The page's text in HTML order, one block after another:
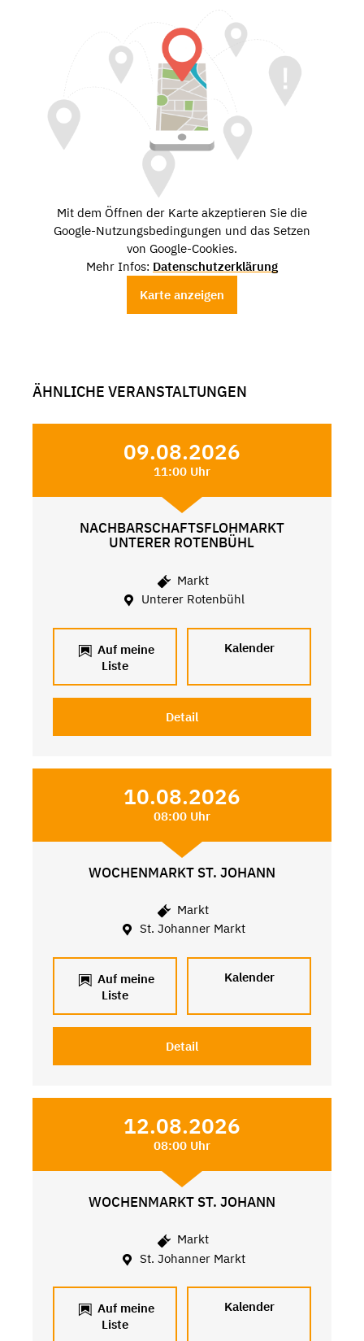
Mit dem Öffnen der Karte akzeptieren Sie die
Google-Nutzungsbedingungen und das Setzen
von Google-Cookies.
Mehr Infos: Datenschutzerklärung
Karte anzeigen
ÄHNLICHE VERANSTALTUNGEN
09.08.2026
11:00 Uhr
NACHBARSCHAFTSFLOHMARKT
UNTERER ROTENBÜHL
Markt
Unterer Rotenbühl
Auf meine
Liste
Kalender
Detail
10.08.2026
08:00 Uhr
WOCHENMARKT ST. JOHANN
Markt
St. Johanner Markt
Auf meine
Liste
Kalender
Detail
12.08.2026
08:00 Uhr
WOCHENMARKT ST. JOHANN
Markt
St. Johanner Markt
Auf meine
Liste
Kalender